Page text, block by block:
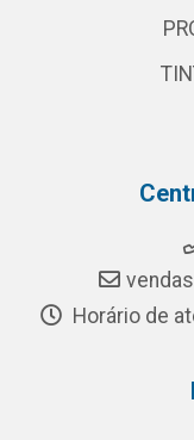
Horário de